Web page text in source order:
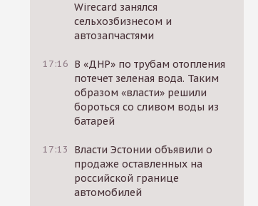
Wirecard занялся
сельхозбизнесом и
автозапчастями
17:16 В «ДНР» по трубам отопления
потечет зеленая вода. Таким
образом «власти» решили
бороться со сливом воды из
батарей
17:13
Власти Эстонии объявили о
продаже оставленных на
российской границе
автомобилей